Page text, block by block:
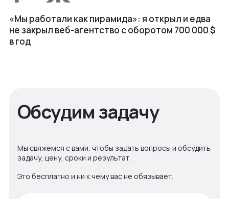
«Мы работали как пирамида»: я открыл и едва
не закрыл веб⁠-⁠агентство с оборотом 700 000 $
в год
Обсудим задачу
Мы свяжемся с вами, чтобы задать вопросы и обсудить
задачу, цену, сроки и результат.
Это бесплатно и ни к чему вас не обязывает.